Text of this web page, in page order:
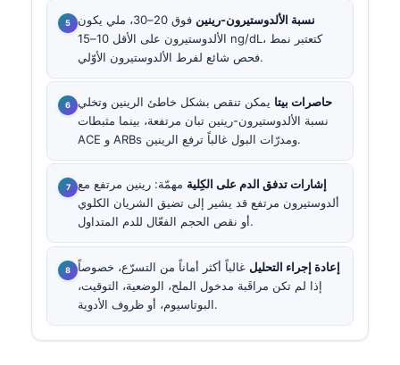
نسبة الألدوستيرون-رينين
فوق 20–30، ملي يكون
الألدوستيرون على الأقل 10–15 ng/dL، كتعتبر نمط
فحص شائع لفرط الألدوستيرون الأوّلي.
حاصرات بيتا يمكن تنقص بشكل خاطئ الرينين وتخلي
نسبة الألدوستيرون-رينين تبان مرتفعة، بينما مثبطات
ACE و ARBs ومدرّات البول غالباً ترفع الرينين.
إشارات تدفق الدم على الكِلية مهمّة: رينين مرتفع مع
ألدوستيرون مرتفع قد يشير إلى تضيق الشريان الكلوي
أو نقص الحجم الفعّال للدم المتداول.
إعادة إجراء التحليل غالباً أكثر أماناً من التسرّع، خصوصاً
إذا لم تكن مراقَبة مدخول الملح، الوضعية، التوقيت،
البوتاسيوم، أو ظروف الأدوية.